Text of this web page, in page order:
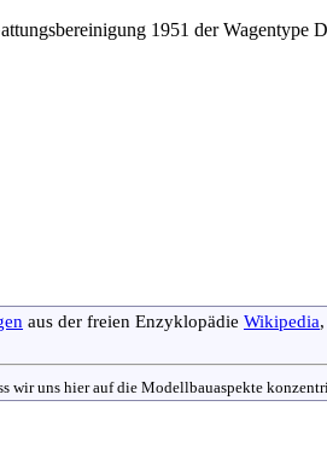
1951 der Wagentype
aus der freien Enzyklopädie Wikipedia
uns hier auf die Modellbauaspekte